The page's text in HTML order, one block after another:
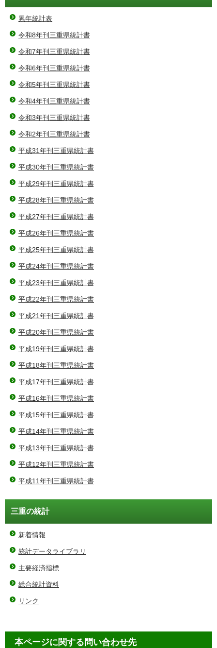
累年統計表
令和8年刊三重県統計書
令和7年刊三重県統計書
令和6年刊三重県統計書
令和5年刊三重県統計書
令和4年刊三重県統計書
令和3年刊三重県統計書
令和2年刊三重県統計書
平成31年刊三重県統計書
平成30年刊三重県統計書
平成29年刊三重県統計書
平成28年刊三重県統計書
平成27年刊三重県統計書
平成26年刊三重県統計書
平成25年刊三重県統計書
平成24年刊三重県統計書
平成23年刊三重県統計書
平成22年刊三重県統計書
平成21年刊三重県統計書
平成20年刊三重県統計書
平成19年刊三重県統計書
平成18年刊三重県統計書
平成17年刊三重県統計書
平成16年刊三重県統計書
平成15年刊三重県統計書
平成14年刊三重県統計書
平成13年刊三重県統計書
平成12年刊三重県統計書
平成11年刊三重県統計書
三重の統計
新着情報
統計データライブラリ
主要経済指標
総合統計資料
リンク
本ページに関する問い合わせ先